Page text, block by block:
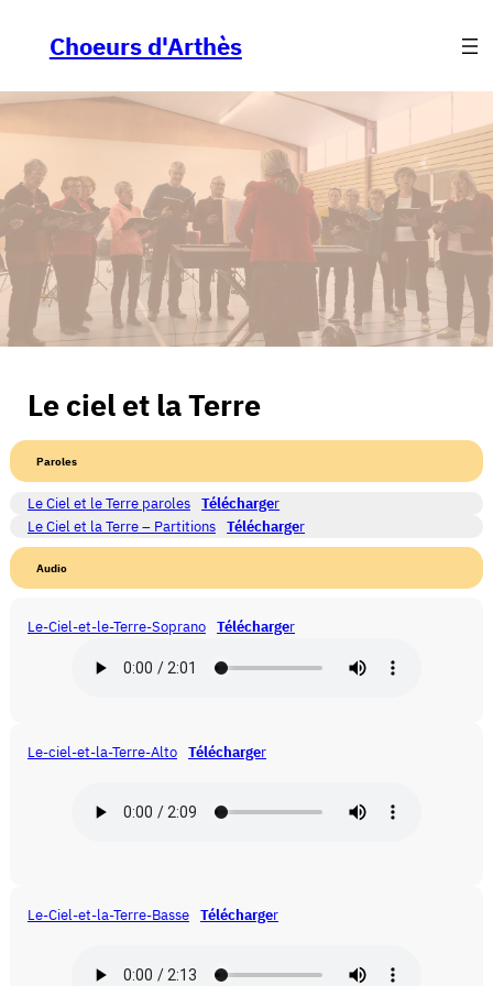
Choeurs d'Arthès
Le ciel et la Terre
Paroles
Le Ciel et le Terre paroles Télécharger
Le Ciel et la Terre – Partitions Télécharger
Audio
Le-Ciel-et-le-Terre-Soprano Télécharger
Le-ciel-et-la-Terre-Alto Télécharger
Le-Ciel-et-la-Terre-Basse Télécharger